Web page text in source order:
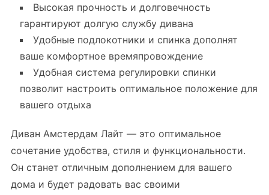
Высокая прочность и долговечность
гарантируют долгую службу дивана
Удобные подлокотники и спинка дополнят
ваше комфортное времяпровождение
Удобная система регулировки спинки
позволит настроить оптимальное положение для
вашего отдыха
Диван Амстердам Лайт — это оптимальное
сочетание удобства, стиля и функциональности.
Он станет отличным дополнением для вашего
дома и будет радовать вас своими